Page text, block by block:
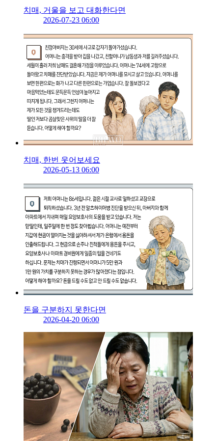
치매, 거울을 보고 대화한다면
2026-07-23 06:00
치매, 한번 웃어보세요
2026-05-13 06:00
돈을 구분하지 못한다면
2026-04-20 06:00